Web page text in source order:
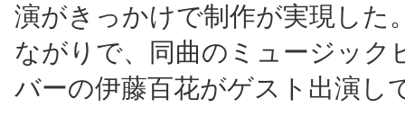
演がきっかけで制作が実現した
ながりで、同曲のミュージック
バーの伊藤百花がゲスト出演し